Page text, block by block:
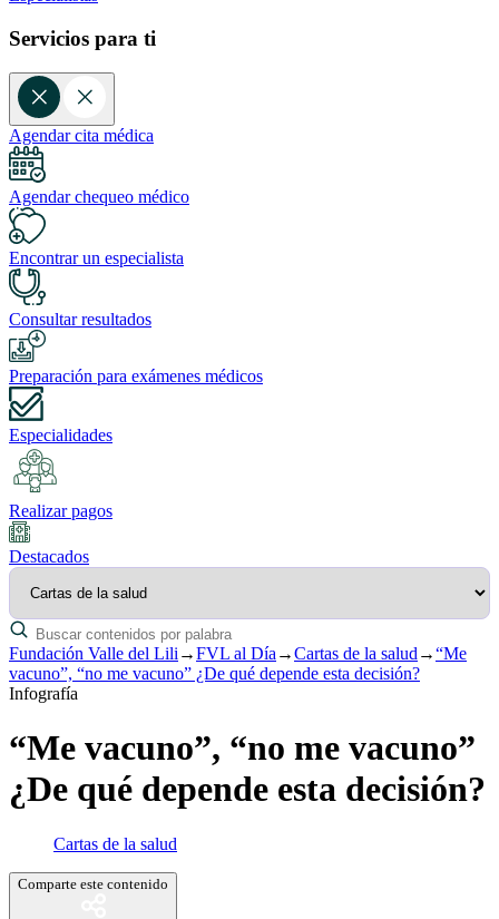
Servicios para ti
Agendar cita médica
Agendar chequeo médico
Encontrar un especialista
Consultar resultados
Preparación para exámenes médicos
Especialidades
Realizar pagos
Destacados
Fundación Valle del Lili →FVL al Día →Cartas de la salud →“Me
vacuno”, “no me vacuno” ¿De qué depende esta decisión?
Infografía
“Me vacuno”, “no me vacuno”
¿De qué depende esta decisión?
Cartas de la salud
Comparte este contenido